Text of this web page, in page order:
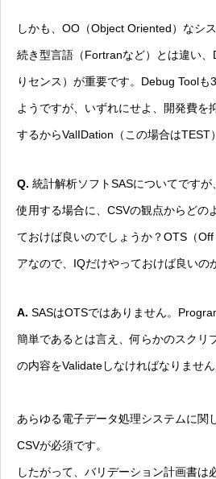
しかも、OO（Object Oriented）なシ
続き型言語（Fortranなど）とは違い、
りセンス）が重要です。Debug Tool
ようですが、いずれにせよ、開発費を
するからValIDation（この場合はTEST
Q. 統計解析ソフトSASについてです
使用する場合に、CSVの観点からどの
ておけば良いのでしょうか？OTS（
アなので、IQだけやっておけば良いの
A. SASはOTSではありません。
簡単であるとは言え、何らかのスクリ
の内容をValidateしなければなりません
あらゆる電子データ処理システムに関
CSVが必須です。
したがって、バリデーション計画書は